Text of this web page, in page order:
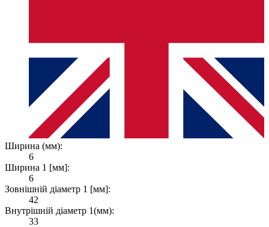
Ширина (мм):
6
Ширина 1 [мм]:
6
Зовнішній діаметр 1 [мм]:
42
Внутрішній діаметр 1(мм):
33